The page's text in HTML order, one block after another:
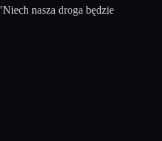
nasza droga będzie